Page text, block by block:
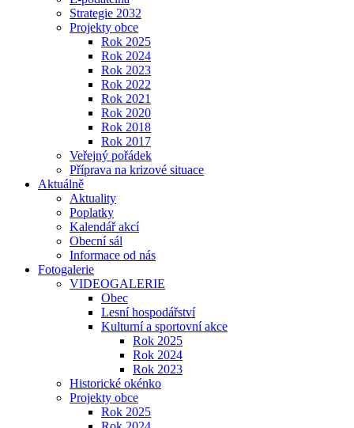
Strategie 2032
Projekty obce
Rok 2025
Rok 2024
Rok 2023
Rok 2022
Rok 2021
Rok 2020
Rok 2018
Rok 2017
Veřejný pořádek
Příprava na krizové situace
Aktuálně
Aktuality
Poplatky
Kalendář akcí
Obecní sál
Informace od nás
Fotogalerie
VIDEOGALERIE
Obec
Lesní hospodářství
Kulturní a sportovní akce
Rok 2025
Rok 2024
Rok 2023
Historické okénko
Projekty obce
Rok 2025